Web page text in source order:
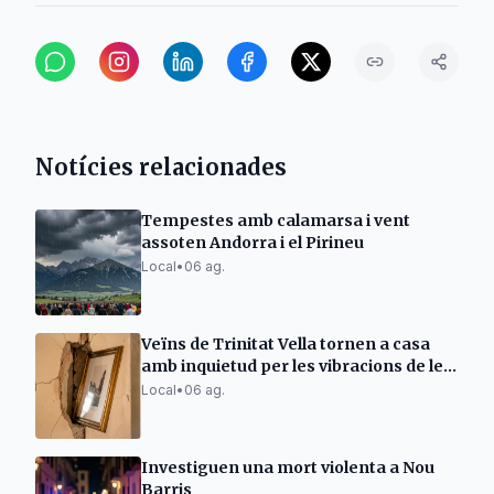
Notícies relacionades
Tempestes amb calamarsa i vent
assoten Andorra i el Pirineu
Local• 06 ag.
Veïns de Trinitat Vella tornen a casa
amb inquietud per les vibracions de les
obres d'Adif
Local• 06 ag.
Investiguen una mort violenta a Nou
Barris